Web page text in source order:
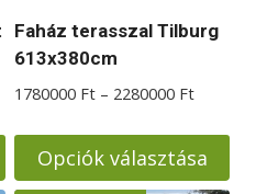
Ft.
Faház terasszal Tilburg
613x380cm
1780000 Ft – 2280000 Ft
-
Opciók választása